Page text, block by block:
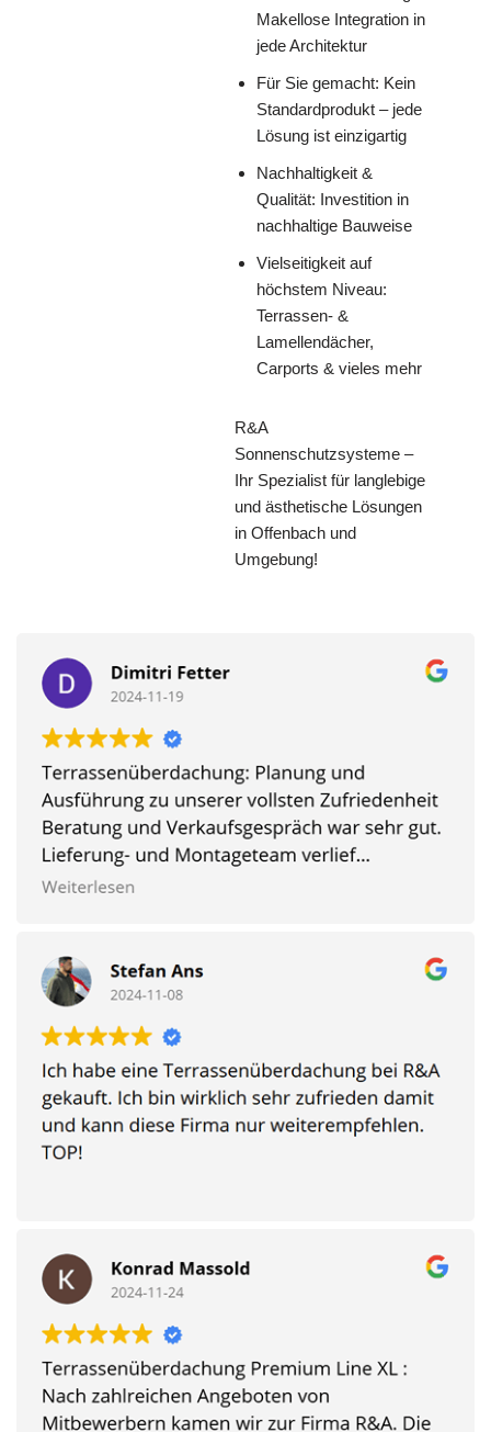
Makellose Integration in
jede Architektur
Für Sie gemacht: Kein
Standardprodukt – jede
Lösung ist einzigartig
Nachhaltigkeit &
Qualität: Investition in
nachhaltige Bauweise
Vielseitigkeit auf
höchstem Niveau:
Terrassen- &
Lamellendächer,
Carports & vieles mehr
R&A
Sonnenschutzsysteme –
Ihr Spezialist für langlebige
und ästhetische Lösungen
in Offenbach und
Umgebung!